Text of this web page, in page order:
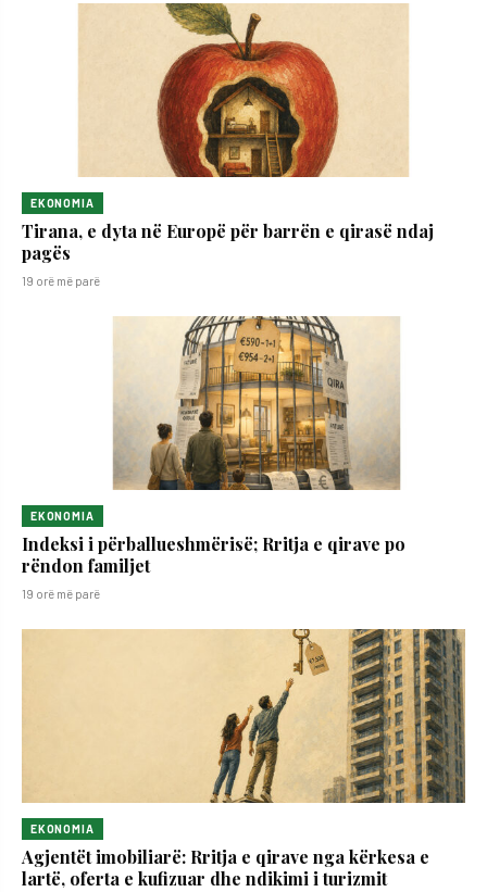
EKONOMIA
Tirana, e dyta në Europë për barrën e qirasë ndaj
pagës
19 orë më parë
EKONOMIA
Indeksi i përballueshmërisë; Rritja e qirave po
rëndon familjet
19 orë më parë
EKONOMIA
Agjentët imobiliarë: Rritja e qirave nga kërkesa e
lartë, oferta e kufizuar dhe ndikimi i turizmit